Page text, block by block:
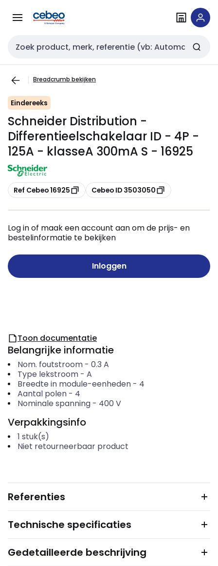
naar
naar
Zoekveld invoer
Breadcrumb bekijken
Eindereeks
Schneider Distribution -
Differentieelschakelaar ID - 4P -
125A - klasseA 300mA S - 16925
Kopiëren
Ref Cebeo 16925 Kopiëren
Cebeo ID 3503050
Log in of maak een account aan om de prijs- en
bestelinformatie te bekijken
Inloggen
Toon documentatie
Belangrijke informatie
Nom. foutstroom- 0.3 A
Type lekstroom- A
Breedte in module-eenheden- 4
Aantal polen- 4
Nominale spanning- 400 V
Verpakkingsinfo
1 stuk(s)
Niet retourneerbaar product
Referenties
Technische specificaties
Gedetailleerde beschrijving